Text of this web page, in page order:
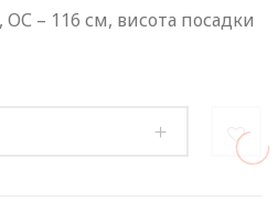
– 116 см, висота посадки